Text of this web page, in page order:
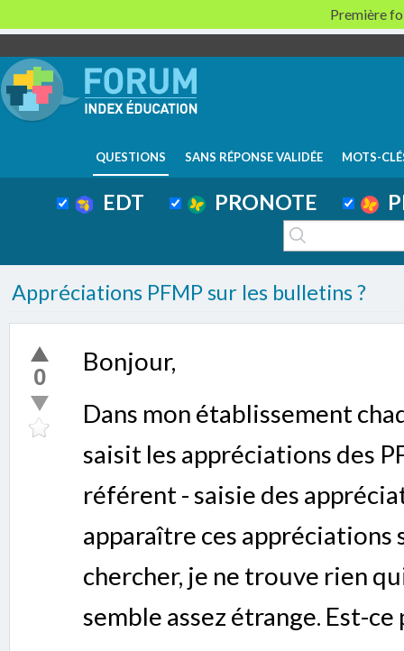
QUESTIONS SANS RÉPONSE VALIDÉE MOTS-
EDT PRONOTE
Appréciations PFMP sur les bulletins ?
0
Bonjour,
Dans mon établissement
saisit les appréciations des
référent - saisie des
apparaître ces appréciations
chercher, je ne trouve rien
semble assez étrange. Est-ce
Première